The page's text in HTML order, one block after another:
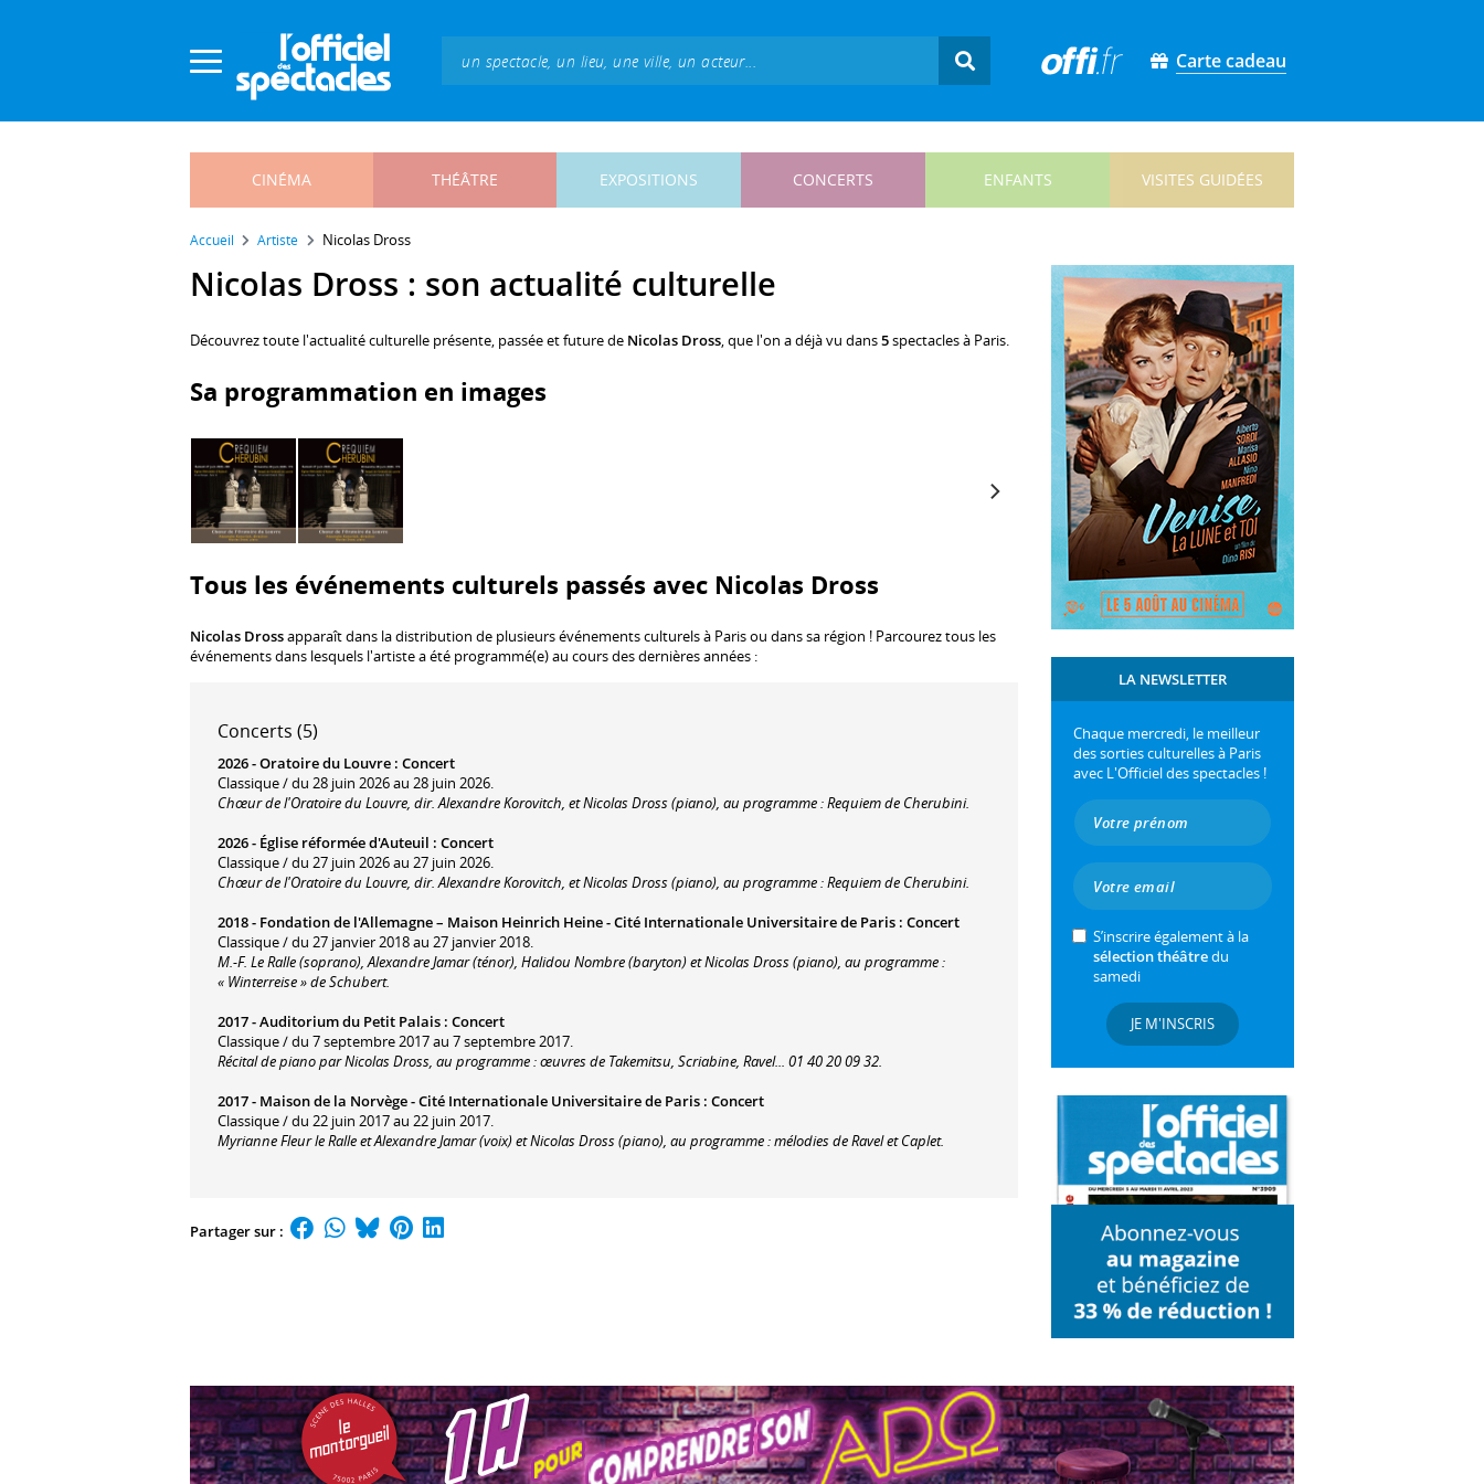
Carte cadeau
CINÉMA THÉÂTRE EXPOSITIONS CONCERTS ENFANTS VISITES GUIDÉES
Accueil Artiste Nicolas Dross
Nicolas Dross : son actualité culturelle
Découvrez toute l'actualité culturelle présente, passée et future de Nicolas Dross, que l'on a déjà vu dans5spectacles à Paris.
Sa programmation en images
Tous les événements culturels passés avec Nicolas Dross
Nicolas Drossapparaît dans la distribution de plusieurs événements culturels à Paris ou dans sa région ! Parcourez tous les
événements dans lesquels l'artiste a été programmé(e) au cours des dernières années :
Concerts (5)
2026 -Oratoire du Louvre : Concert
Classique / du 28 juin 2026 au 28 juin 2026.
Chœur de l'Oratoire du Louvre, dir. Alexandre Korovitch, et Nicolas Dross (piano), au programme : Requiem de Cherubini.
2026 - Église réformée d'Auteuil : Concert
Classique / du 27 juin 2026 au 27 juin 2026.
Chœur de l'Oratoire du Louvre, dir. Alexandre Korovitch, et Nicolas Dross (piano), au programme : Requiem de Cherubini.
2018 - Fondation de l'Allemagne – Maison Heinrich Heine - Cité Internationale Universitaire de Paris : Concert
Classique / du 27 janvier 2018 au 27 janvier 2018.
M.-F. Le Ralle (soprano), Alexandre Jamar (ténor), Halidou Nombre (baryton) et Nicolas Dross (piano), au programme :
« Winterreise » de Schubert.
2017 -Auditorium du Petit Palais : Concert
Classique / du 7 septembre 2017 au 7 septembre 2017.
Récital de piano par Nicolas Dross, au programme : œuvres de Takemitsu, Scriabine, Ravel... 01 40 20 09 32.
2017 - Maison de la Norvège - Cité Internationale Universitaire de Paris : Concert
Classique / du 22 juin 2017 au 22 juin 2017.
Myrianne Fleur le Ralle et Alexandre Jamar (voix) et Nicolas Dross (piano), au programme : mélodies de Ravel et Caplet.
Partager sur :
LA NEWSLETTER
Chaque mercredi, le meilleur
des sorties culturelles à Paris
avec L'Officiel des spectacles !
S’inscrire également à la
sélection théâtredu
samedi
JE M'INSCRIS